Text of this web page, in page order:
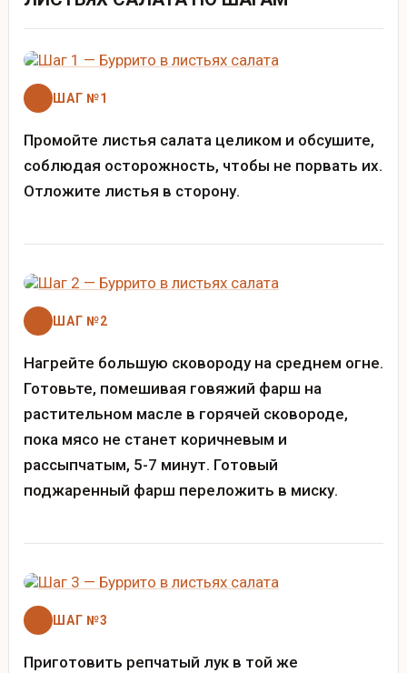
ШАГ №1
Промойте листья салата целиком и обсушите,
соблюдая осторожность, чтобы не порвать их.
Отложите листья в сторону.
ШАГ №2
Нагрейте большую сковороду на среднем огне.
Готовьте, помешивая говяжий фарш на
растительном масле в горячей сковороде,
пока мясо не станет коричневым и
рассыпчатым, 5-7 минут. Готовый
поджаренный фарш переложить в миску.
ШАГ №3
Приготовить репчатый лук в той же